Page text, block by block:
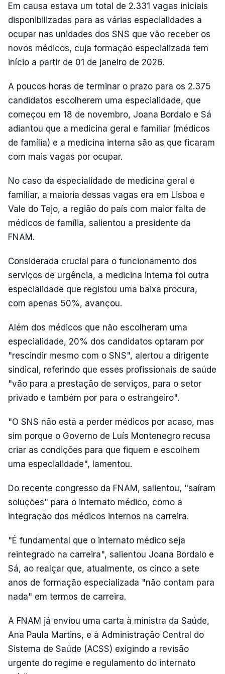
Em causa estava um total de 2.331 vagas iniciais
disponibilizadas para as várias especialidades a
ocupar nas unidades dos SNS que vão receber os
novos médicos, cuja formação especializada tem
início a partir de 01 de janeiro de 2026.
A poucos horas de terminar o prazo para os 2.375
candidatos escolherem uma especialidade, que
começou em 18 de novembro, Joana Bordalo e Sá
adiantou que a medicina geral e familiar (médicos
de família) e a medicina interna são as que ficaram
com mais vagas por ocupar.
No caso da especialidade de medicina geral e
familiar, a maioria dessas vagas era em Lisboa e
Vale do Tejo, a região do país com maior falta de
médicos de família, salientou a presidente da
FNAM.
Considerada crucial para o funcionamento dos
serviços de urgência, a medicina interna foi outra
especialidade que registou uma baixa procura,
com apenas 50%, avançou.
Além dos médicos que não escolheram uma
especialidade, 20% dos candidatos optaram por
"rescindir mesmo com o SNS", alertou a dirigente
sindical, referindo que esses profissionais de saúde
"vão para a prestação de serviços, para o setor
privado e também por para o estrangeiro".
"O SNS não está a perder médicos por acaso, mas
sim porque o Governo de Luís Montenegro recusa
criar as condições para que fiquem e escolhem
uma especialidade", lamentou.
Do recente congresso da FNAM, salientou, "saíram
soluções" para o internato médico, como a
integração dos médicos internos na carreira.
"É fundamental que o internato médico seja
reintegrado na carreira", salientou Joana Bordalo e
Sá, ao realçar que, atualmente, os cinco a sete
anos de formação especializada "não contam para
nada" em termos de carreira.
A FNAM já enviou uma carta à ministra da Saúde,
Ana Paula Martins, e à Administração Central do
Sistema de Saúde (ACSS) exigindo a revisão
urgente do regime e regulamento do internato